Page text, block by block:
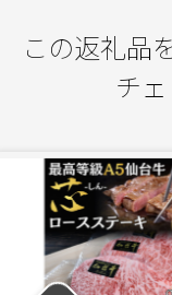
この返礼品
チェ